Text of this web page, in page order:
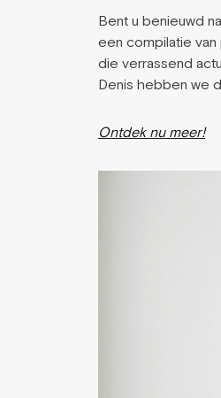
Bent u benieuwd
een compilatie
die verrassend
Denis hebben we
Ontdek nu meer!